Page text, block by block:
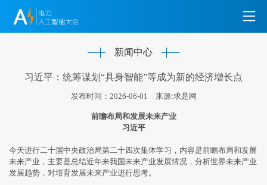
新闻中心
习近平：统筹谋划“具身智能”等成为新的经济增长点
发布时间：2026-06-01 来源:求是网
前瞻布局和发展未来产业
习近平
今天进行二十届中央政治局第二十四次集体学习，内容是前瞻布局和发展
未来产业，主要是总结近年来我国未来产业发展情况，分析世界未来产业
发展趋势，对培育发展未来产业进行思考。